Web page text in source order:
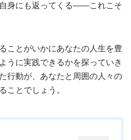
身にも返ってくる——これこそ
ことがいかにあなたの人生を豊
うに実践できるかを探っていき
行動が、あなたと周囲の人々の
ことでしょう。